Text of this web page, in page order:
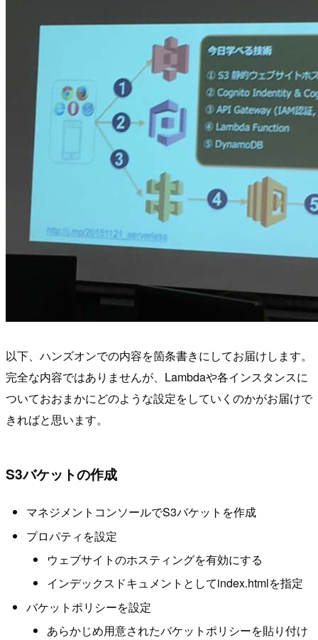
以下、ハンズオンでの内容を箇条書きにしてお届けします。
完全な内容ではありませんが、Lambdaや各インスタンスに
ついておおまかにどのような設定をしていくのかがお届けで
きればと思います。
S3バケットの作成
マネジメントコンソールでS3バケットを作成
プロパティを設定
ウェブサイトのホスティングを有効にする
インデックスドキュメントとしてindex.htmlを指定
バケットポリシーを設定
あらかじめ用意されたバケットポリシーを貼り付け